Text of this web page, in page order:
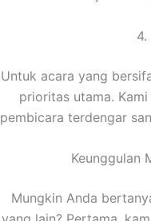
Untuk acara yang
prioritas utama.
pembicara terdengar
Keunggulan
Mungkin Anda